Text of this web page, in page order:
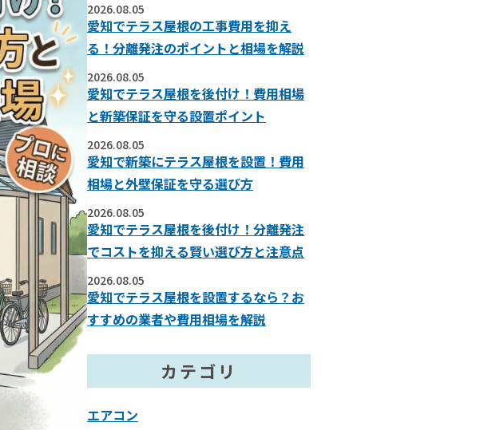
2026.08.05
愛知でテラス屋根の工事費用を抑え
る！分離発注のポイントと相場を解説
2026.08.05
愛知でテラス屋根を後付け！費用相場
と新築保証を守る設置ポイント
2026.08.05
愛知で新築にテラス屋根を設置！費用
相場と外壁保証を守る選び方
2026.08.05
愛知でテラス屋根を後付け！分離発注
でコストを抑える賢い選び方と注意点
2026.08.05
愛知でテラス屋根を設置するなら？お
すすめの業者や費用相場を解説
カテゴリ
エアコン